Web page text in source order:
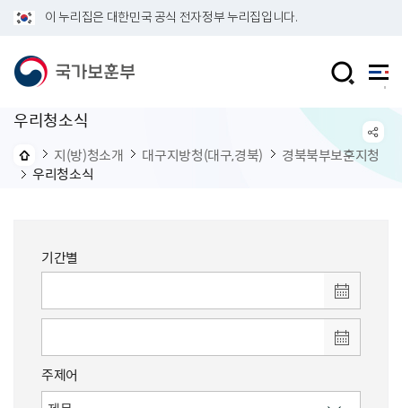
이 누리집은 대한민국 공식 전자정부 누리집입니다.
우리청소식
지(방)청소개 대구지방청(대구,경북)
경북북부보훈지청
우리청소식
기간별
주제어